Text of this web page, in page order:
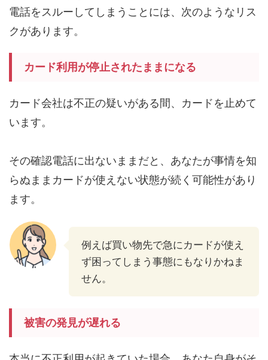
電話をスルーしてしまうことには、次のようなリス
クがあります。
カード利用が停止されたままになる
カード会社は不正の疑いがある間、カードを止めて
います。
その確認電話に出ないままだと、あなたが事情を知
らぬままカードが使えない状態が続く可能性があり
ます。
例えば買い物先で急にカードが使え
ず困ってしまう事態にもなりかねま
せん。
被害の発見が遅れる